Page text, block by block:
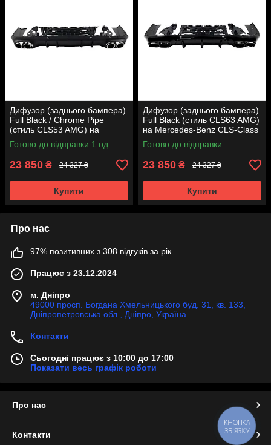
Дифузор (заднього бампера)
Full Black / Chrome Pipe
(стиль CLS53 AMG) на
Mercedes-Benz CLS-Class
C257 2018-2022 року
Готово до відправки 1 од.
23 850 ₴ 24 327 ₴
Купити
Дифузор (заднього бампера)
Full Black (стиль CLS63 AMG)
на Mercedes-Benz CLS-Class
C257 2018-2022 року
Готово до відправки
23 850 ₴ 24 327 ₴
Купити
Про нас
97% позитивних з 308 відгуків за рік
Працює з 23.12.2024
м. Дніпро
49000 просп. Богдана Хмельницького буд. 31, кв. 133,
Дніпропетровська обл., Дніпро, Україна
Контакти
Сьогодні працює з 10:00 до 17:00
Показати весь графік роботи
Про нас
Контакти
КНОПКА
ЗВ'ЯЗКУ